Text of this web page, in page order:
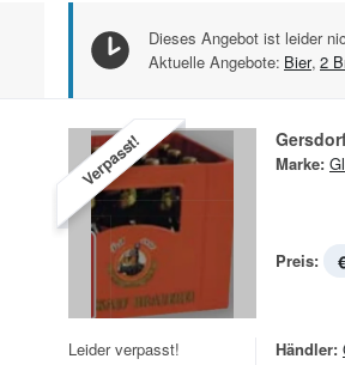
Dieses Angebot ist leider
Aktuelle Angebote: Bier, 2
Verpasst! Marke:
Preis:
Leider verpasst!
Händler: